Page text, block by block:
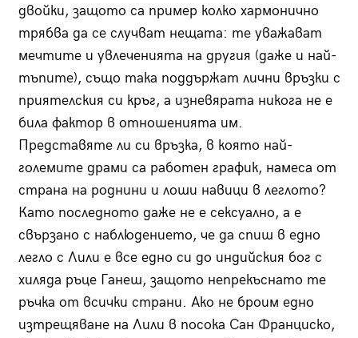
двойки, защото са пример колко хармонично
трябва да се случват нещата: те уважават
мечтите и увлеченията на другия (даже и най-
тъпите), също така поддържат лични връзки с
приятелския си кръг, а изневярата никога не е
била фактор в отношенията им.
Представяте ли си връзка, в която най-
големите драми са работен график, намеса от
страна на роднини и лоши навици в леглото?
Като последното даже не е сексуално, а е
свързано с наблюдението, че да спиш в едно
легло с Лили е все едно си до индийския бог с
хиляда ръце Ганеш, защото непрекъснато те
ръчка от всички страни. Ако не броим едно
изтрещяване на Лили в посока Сан Франциско,